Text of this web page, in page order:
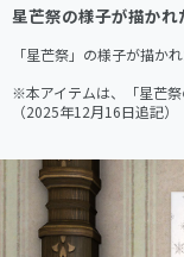
星芒祭の様子が描かれ
「星芒祭」の様子が描かれ
※本アイテムは、「星芒
（2025年12月16日追記）